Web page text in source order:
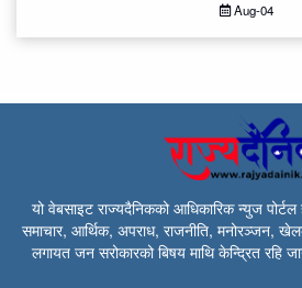
Aug-04
यो वेबसाइट राज्यदैनिकको आधिकारिक न्युज पोर्टल
समाचार, आर्थिक, अपराध, राजनीति, मनोरञ्जन,
लगायत जन सरोकारको बिषय माथि केन्द्रित रहि